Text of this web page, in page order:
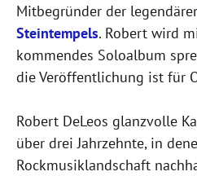
Mitbegründer der
Steintempels. Robert wird
kommendes Soloalbum
die Veröffentlichung ist für
Robert DeLeos glanzvolle
über drei Jahrzehnte, in
Rockmusiklandschaft